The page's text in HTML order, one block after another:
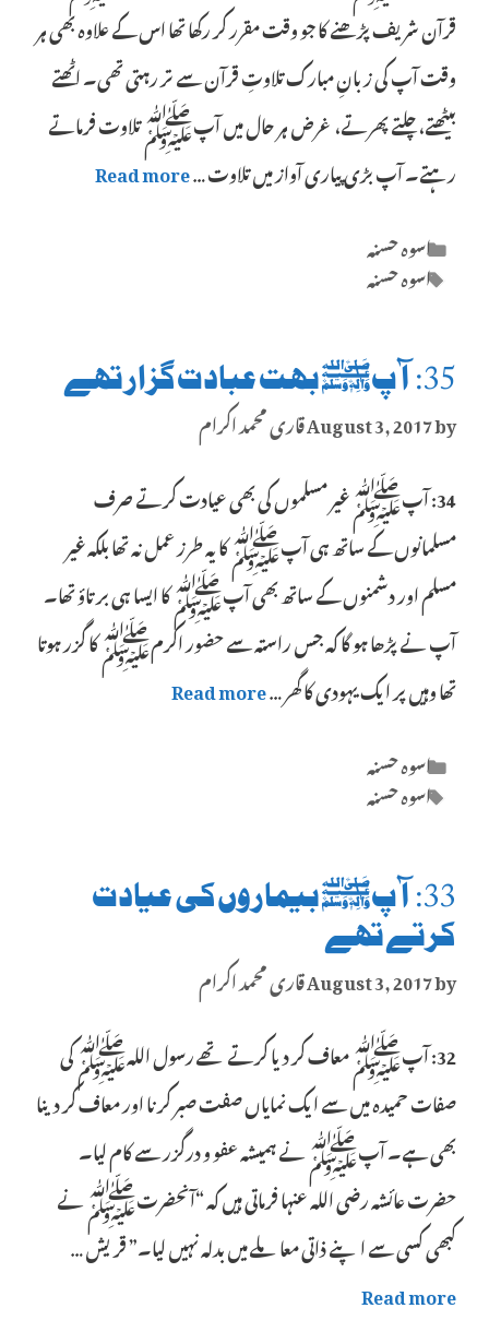
قرآن شریف پڑھنے کا جو وقت مقرر کر رکھا تھا اس کے علاوہ بھی ہر
وقت آپ کی زبانِ مبارک تلاوتِ قرآن سے تر رہتی تھی۔ اٹھتے
بیٹھتے، چلتے پھرتے، غرض ہر حال میں آپﷺ تلاوت فرماتے
رہتے۔ آپ بڑی پیاری آواز میں تلاوت …Read more
Categories
اسوہ حسنہ
Tags
اسوہ حسنہ
35: آپﷺ بہت عبادت گزار تھے
August 3, 2017by
قاری محمد اکرام
34: آپﷺ غیر مسلموں کی بھی عیادت کرتے صرف
مسلمانوں کے ساتھ ہی آپﷺ کا یہ طرز عمل نہ تھا بلکہ غیر
مسلم اور دشمنوں کے ساتھ بھی آپﷺ کا ایسا ہی برتاؤ تھا۔
آپ نے پڑھا ہو گا کہ جس راستہ سے حضور اکرمﷺ کا گزر ہوتا
تھا وہیں پر ایک یہودی کا گھر …Read more
Categories
اسوہ حسنہ
Tags
اسوہ حسنہ
33: آپﷺ بیماروں کی عیادت
کرتے تھے
August 3, 2017by
قاری محمد اکرام
32: آپﷺ معاف کر دیا کرتے تھے رسول اللہﷺ کی
صفات حمیدہ میں سے ایک نمایاں صفت صبر کرنا اور معاف کر دینا
بھی ہے۔ آپﷺ نے ہمیشہ عفو و درگزر سے کام لیا۔
حضرت عائشہ رضی اللہ عنہا فرماتی ہیں کہ “آنحضرتﷺ نے
کبھی کسی سے اپنے ذاتی معاملے میں بدلہ نہیں لیا۔” قریش …
Read more